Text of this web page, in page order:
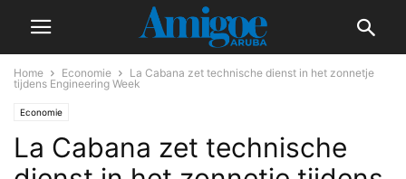
Home Economie
La Cabana zet technische dienst in het zonnetje
tijdens Engineering Week
Economie
La Cabana zet technische